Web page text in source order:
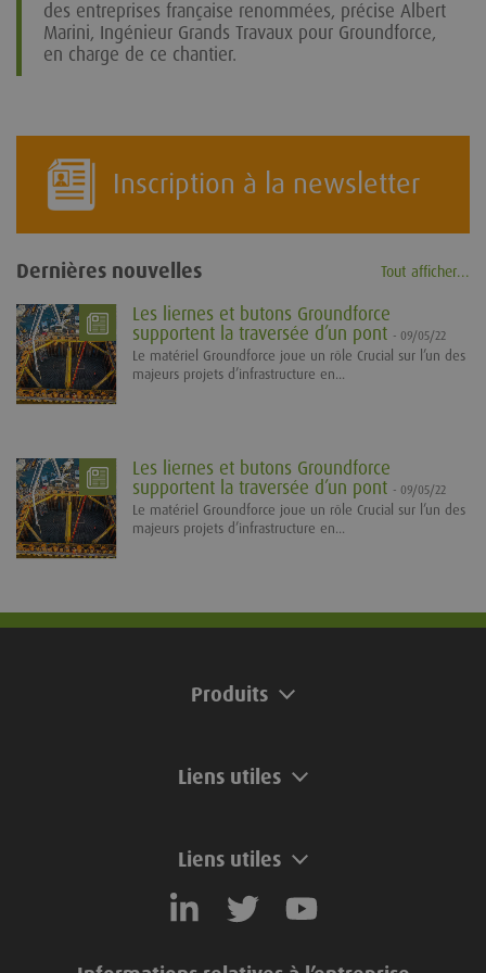
des entreprises française renommées, précise Albert
Marini, Ingénieur Grands Travaux pour Groundforce,
en charge de ce chantier.
Inscription à la newsletter
Dernières nouvelles Tout afficher...
Les liernes et butons Groundforce
supportent la traversée d’un pont - 09/05/22
Le matériel Groundforce joue un rôle Crucial sur l’un des
majeurs projets d’infrastructure en...
Les liernes et butons Groundforce
supportent la traversée d’un pont - 09/05/22
Le matériel Groundforce joue un rôle Crucial sur l’un des
majeurs projets d’infrastructure en...
Produits
Liens utiles
Liens utiles